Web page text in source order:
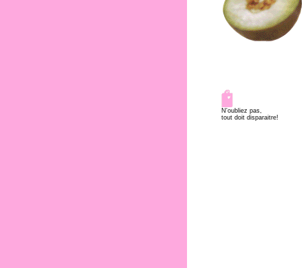
N'oubliez pas,
tout doit disparaitre!